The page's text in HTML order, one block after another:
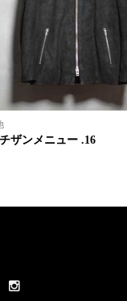
ザンメニュー .16